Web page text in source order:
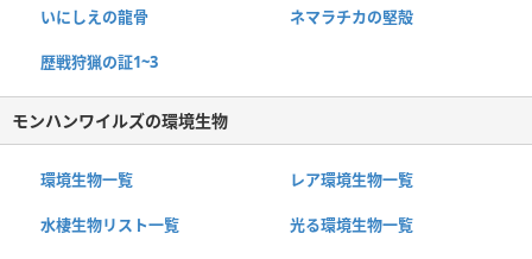
いにしえの龍骨 ネマラチカの堅殻
歴戦狩猟の証1~3
モンハンワイルズの環境生物
環境生物一覧 レア環境生物一覧
水棲生物リスト一覧 光る環境生物一覧